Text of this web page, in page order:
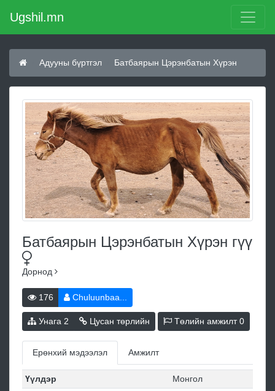
Ugshil.mn
Адууны бүртгэл Батбаярын Цэрэнбатын Хүрэн
Батбаярын Цэрэнбатын Хүрэн гүү
Дорнод
176 Chuluunbaa...
Унага 2 Цусан төрлийн Төлийн амжилт0
Ерөнхий мэдээлэл Амжилт
Үүлдэр
Монгол